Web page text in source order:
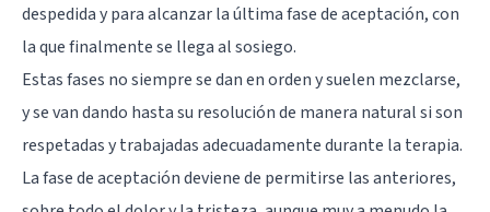
despedida y para alcanzar la última fase de aceptación, con
la que finalmente se llega al sosiego.
Estas fases no siempre se dan en orden y suelen mezclarse,
y se van dando hasta su resolución de manera natural si son
respetadas y trabajadas adecuadamente durante la terapia.
La fase de aceptación deviene de permitirse las anteriores,